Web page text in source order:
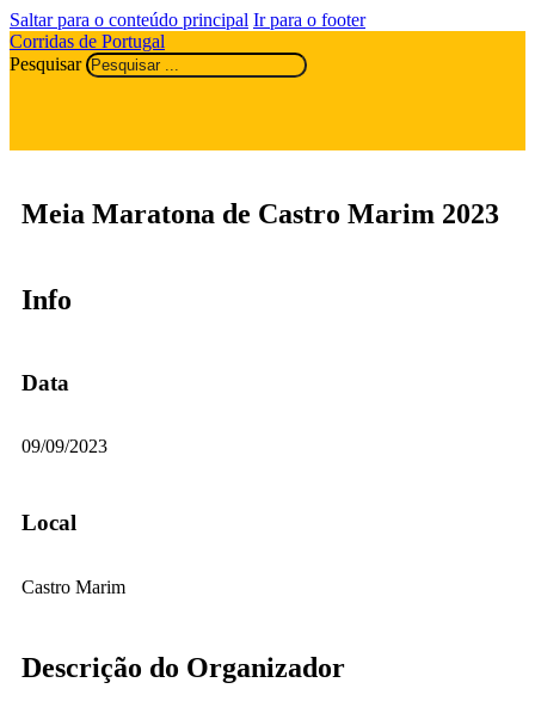
Saltar para o conteúdo principal Ir para o footer
Corridas de Portugal
Pesquisar
Meia Maratona de Castro Marim 2023
Info
Data
09/09/2023
Local
Castro Marim
Descrição do Organizador